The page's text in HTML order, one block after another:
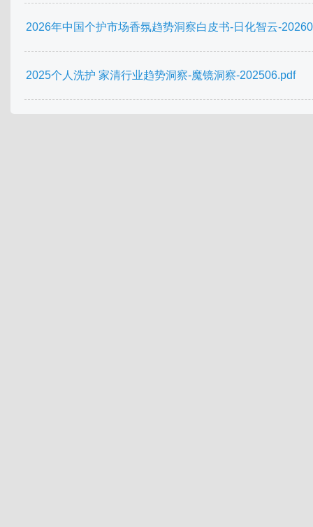
2026年中国个护市场香氛趋势洞察白皮书-日化智云-
2025个人洗护 家清行业趋势洞察-魔镜洞察-202506.pdf